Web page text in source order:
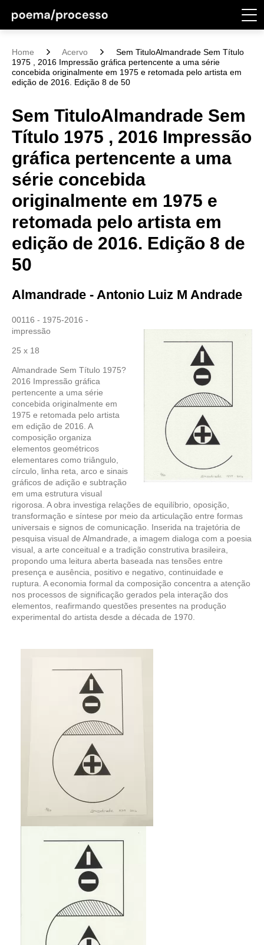
Home Acervo
Sem TituloAlmandrade Sem Título
1975 , 2016 Impressão gráfica pertencente a uma série
concebida originalmente em 1975 e retomada pelo artista em
edição de 2016. Edição 8 de 50
Sem TituloAlmandrade Sem
Título 1975 , 2016 Impressão
gráfica pertencente a uma
série concebida
originalmente em 1975 e
retomada pelo artista em
edição de 2016. Edição 8 de
50
Almandrade - Antonio Luiz M Andrade
00116 - 1975-2016 -
impressão
25 x 18
Almandrade Sem Título 1975?
2016 Impressão gráfica
pertencente a uma série
concebida originalmente em
1975 e retomada pelo artista
em edição de 2016. A
composição organiza
elementos geométricos
elementares como triângulo,
círculo, linha reta, arco e sinais
gráficos de adição e subtração
em uma estrutura visual
rigorosa. A obra investiga relações de equilíbrio, oposição,
transformação e síntese por meio da articulação entre formas
universais e signos de comunicação. Inserida na trajetória de
pesquisa visual de Almandrade, a imagem dialoga com a poesia
visual, a arte conceitual e a tradição construtiva brasileira,
propondo uma leitura aberta baseada nas tensões entre
presença e ausência, positivo e negativo, continuidade e
ruptura. A economia formal da composição concentra a atenção
nos processos de significação gerados pela interação dos
elementos, reafirmando questões presentes na produção
experimental do artista desde a década de 1970.